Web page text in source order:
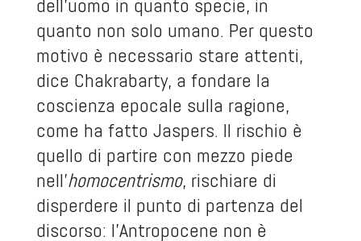
dell’uomo in quanto specie, in
quanto non solo umano. Per questo
motivo è necessario stare attenti,
dice Chakrabarty, a fondare la
coscienza epocale sulla ragione,
come ha fatto Jaspers. Il rischio è
quello di partire con mezzo piede
nell’homocentrismo, rischiare di
disperdere il punto di partenza del
discorso: l’Antropocene non è